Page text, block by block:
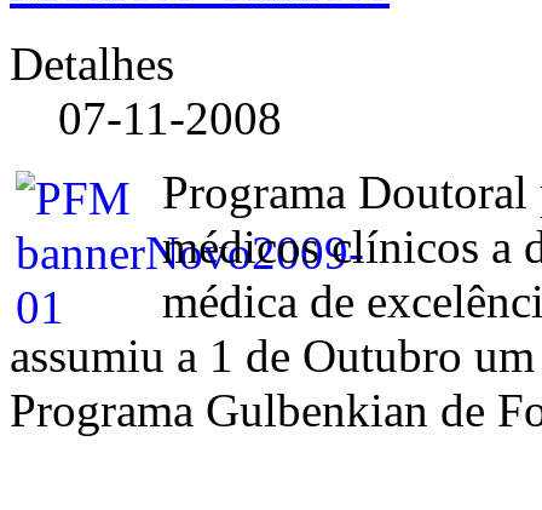
Detalhes
07-11-2008
Programa
médicos clínicos a
médica de
assumiu a 1 de Outubro
Programa Gulbenkian de